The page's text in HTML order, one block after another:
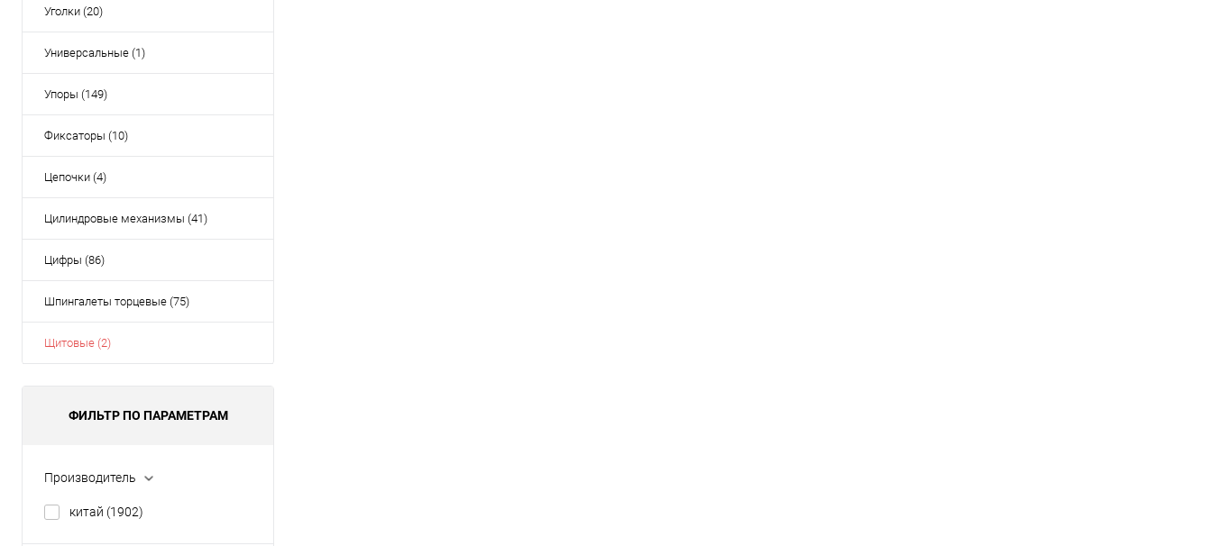
Уголки (20)
Универсальные (1)
Упоры (149)
Фиксаторы (10)
Цепочки (4)
Цилиндровые механизмы (41)
Цифры (86)
Шпингалеты торцевые (75)
Щитовые (2)
ФИЛЬТР ПО ПАРАМЕТРАМ
Производитель
китай (1902)